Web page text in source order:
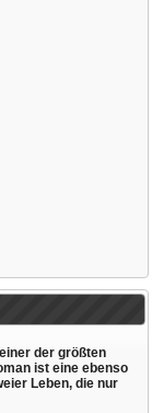
der größten
ist eine ebenso
Leben, die nur